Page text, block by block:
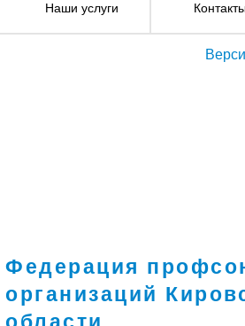
Наши услуги
Федерация
организаций